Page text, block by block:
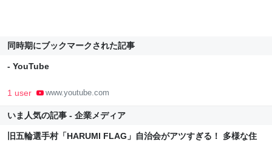
同時期にブックマークされた記事
- YouTube
1 user www.youtube.com
いま人気の記事 - 企業メディア
旧五輪選手村「HARUMI FLAG」自治会がアツすぎる！ 多様な住